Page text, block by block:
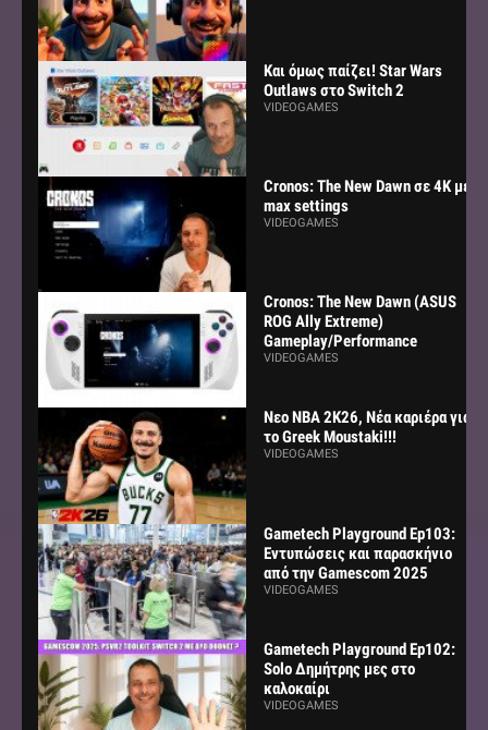
Και όμως παίζει! Star Wars
Outlaws στο Switch 2
VIDEOGAMES
Cronos: The New Dawn σε 4K με
max settings
VIDEOGAMES
Cronos: The New Dawn (ASUS
ROG Ally Extreme)
Gameplay/Performance
VIDEOGAMES
Νεο NBA 2K26, Νέα καριέρα για
το Greek Moustaki!!!
VIDEOGAMES
Gametech Playground Ep103:
Εντυπώσεις και παρασκήνιο
από την Gamescom 2025
VIDEOGAMES
Gametech Playground Ep102:
Solo Δημήτρης μες στο
καλοκαίρι
VIDEOGAMES